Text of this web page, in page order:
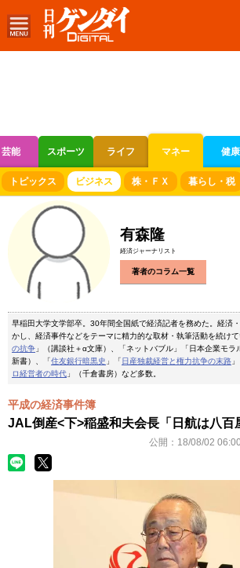
芸能 スポーツ ライフ マネー 健康
ボートレース 競輪 オートレース
トピックス ビジネス 株・ＦＸ 暮らし・税
有森隆
経済ジャーナリスト
著者のコラム一覧
早稲田大学文学部卒。30年間全国紙で経済記者を務めた。経済
かし、経済事件などをテーマに精力的な取材・執筆活動を続け
の抗争 」（講談社＋α文庫）、「ネットバブル」「日本企業モ
新書）、「住友銀行暗黒史 」「日産独裁経営と権力抗争の末路
ロ経営者の時代 」（千倉書房）など多数。
平成の経済事件簿
JAL倒産<下>稲盛和夫会長「日航は八百
公開： 18/08/02 06:00